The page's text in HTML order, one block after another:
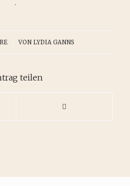
.
VON LYDIA GANNS
teilen